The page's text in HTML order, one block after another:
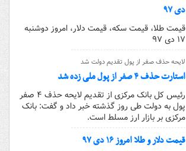
دی ۹۷
قیمت طلا، قیمت سکه، قیمت دلار، امروز دوشنبه
۱۷ دی ۹۷
لایحه حذف صفر از پول تقدیم دولت شد
استارت حذف ۴ صفر از پول ملی زده شد
رئیس کل بانک مرکزی از تقدیم لایحه حذف ۴ صفر
پول به دولت طی روز گذشته خبر داد و گفت: بانک
مرکزی بر بازار ارز مسلط است.
قیمت دلار و طلا امروز ۱۶ دی ۹۷